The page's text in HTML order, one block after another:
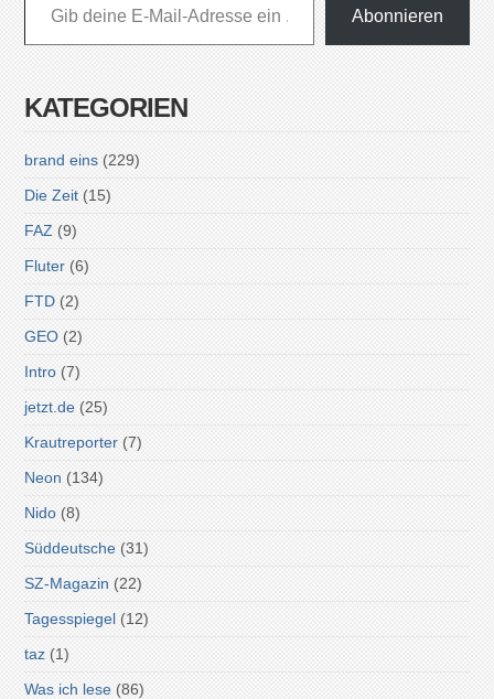
Abonnieren
KATEGORIEN
brand eins (229)
Die Zeit (15)
FAZ (9)
Fluter (6)
FTD (2)
GEO (2)
Intro (7)
jetzt.de (25)
Krautreporter (7)
Neon (134)
Nido (8)
Süddeutsche (31)
SZ-Magazin (22)
Tagesspiegel (12)
taz (1)
Was ich lese (86)